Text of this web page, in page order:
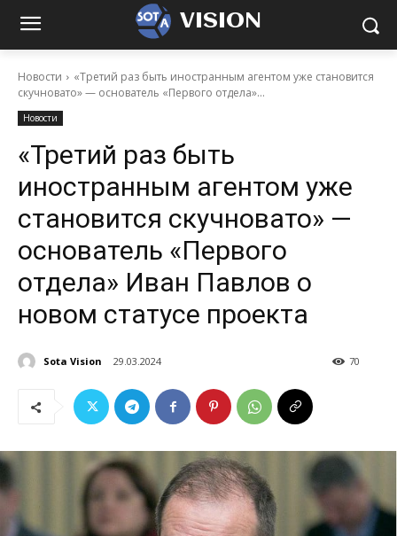
VISION
Новости
«Третий раз быть иностранным агентом уже становится
скучновато» — основатель «Первого отдела»...
Новости
«Третий раз быть
иностранным агентом уже
становится скучновато» —
основатель «Первого
отдела» Иван Павлов о
новом статусе проекта
Sota Vision 29.03.2024 70